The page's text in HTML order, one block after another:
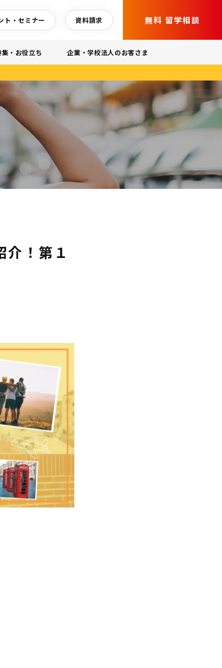
ト・セミナー 資料請求 無料 留学相談
集・お役立ち 企業・学校法人のお客さま
！第１